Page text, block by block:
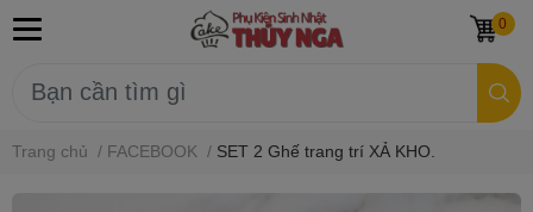
0
Trang chủ / FACEBOOK / SET 2 Ghế trang trí XẢ KHO.